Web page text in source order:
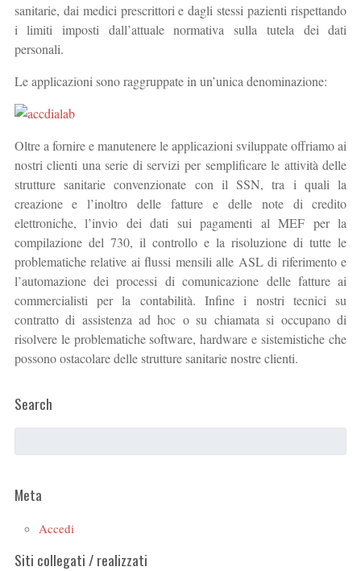
sanitarie, dai medici prescrittori e dagli stessi pazienti rispettando
i limiti imposti dall’attuale normativa sulla tutela dei dati
personali.
Le applicazioni sono raggruppate in un’unica denominazione:
Oltre a fornire e manutenere le applicazioni sviluppate offriamo ai
nostri clienti una serie di servizi per semplificare le attività delle
strutture sanitarie convenzionate con il SSN, tra i quali la
creazione e l’inoltro delle fatture e delle note di credito
elettroniche, l’invio dei dati sui pagamenti al MEF per la
compilazione del 730, il controllo e la risoluzione di tutte le
problematiche relative ai flussi mensili alle ASL di riferimento e
l’automazione dei processi di comunicazione delle fatture ai
commercialisti per la contabilità. Infine i nostri tecnici su
contratto di assistenza ad hoc o su chiamata si occupano di
risolvere le problematiche software, hardware e sistemistiche che
possono ostacolare delle strutture sanitarie nostre clienti.
Search
Meta
Accedi
Siti collegati / realizzati